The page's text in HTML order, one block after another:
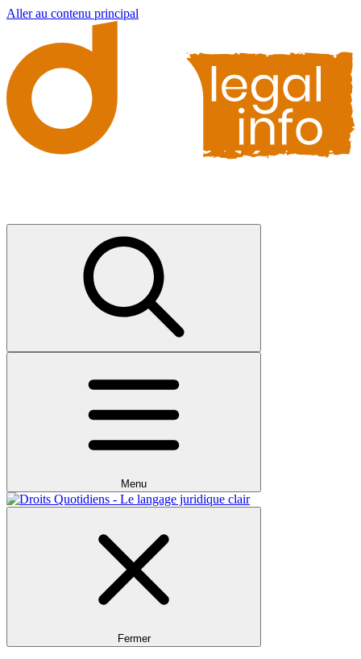
Aller au contenu principal
Menu
Fermer